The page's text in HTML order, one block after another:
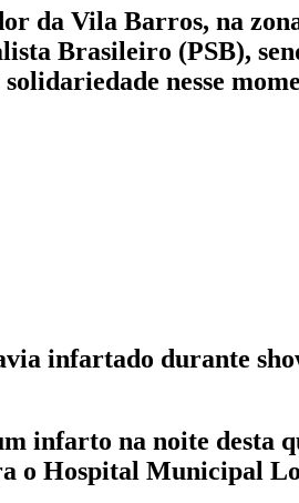
da Vila Barros, na
Brasileiro (PSB),
nesse
infartado durante
infarto na noite desta
o Hospital Municipal